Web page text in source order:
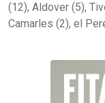
(12), Aldover (5),
Camarles (2), el